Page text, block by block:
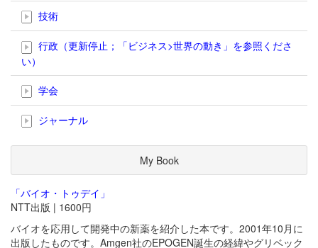
技術
行政（更新停止；「ビジネス>世界の動き」を参照くださ
い）
学会
ジャーナル
My Book
「バイオ・トゥデイ」
NTT出版 | 1600円
バイオを応用して開発中の新薬を紹介した本です。2001年10月に
出版したものです。Amgen社のEPOGEN誕生の経緯やグリベック